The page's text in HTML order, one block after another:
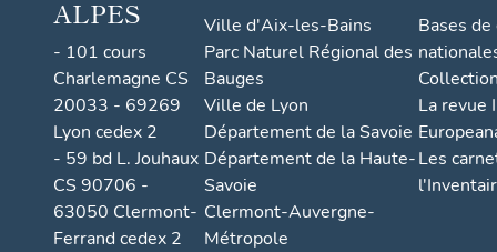
ALPES
- 101 cours
Charlemagne CS
20033 - 69269
Lyon cedex 2
- 59 bd L. Jouhaux
CS 90706 -
63050 Clermont-
Ferrand cedex 2
Ville d'Aix-les-Bains
Parc Naturel Régional des
Bauges
Ville de Lyon
Département de la Savoie
Département de la Haute-
Savoie
Clermont-Auvergne-
Métropole
Bases
La revue
Les